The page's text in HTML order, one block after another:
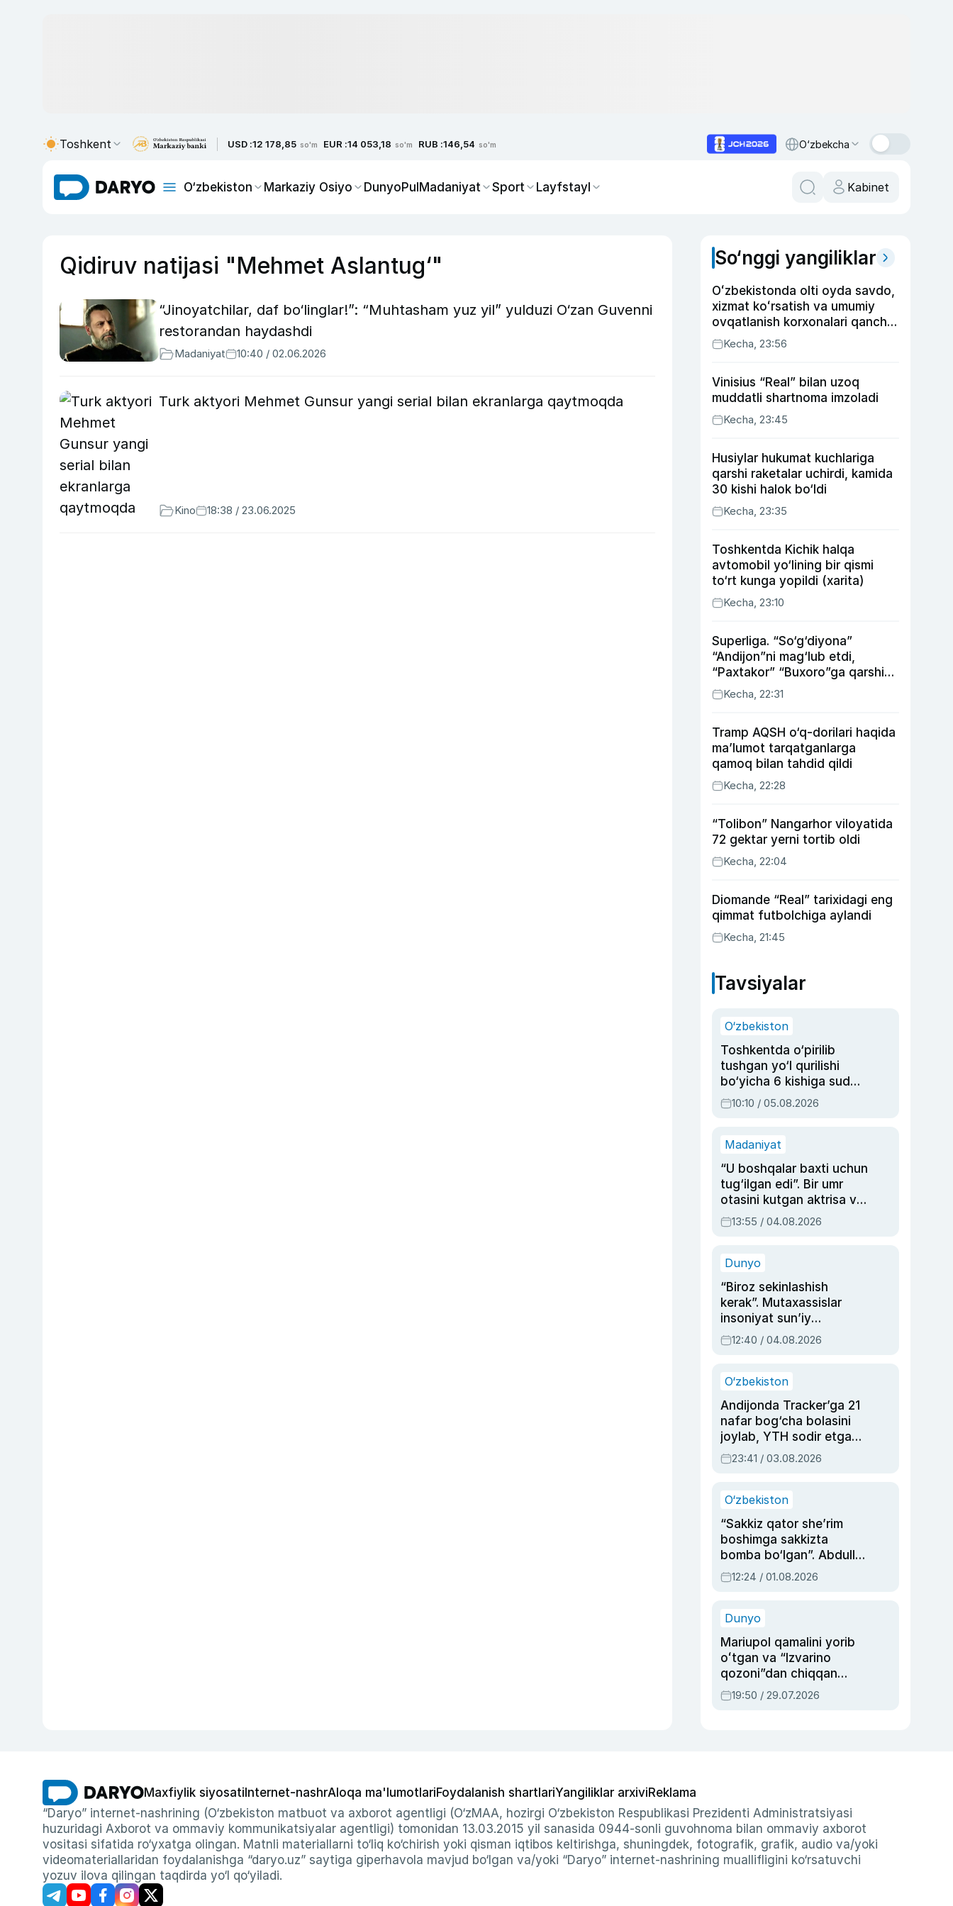
Toshkent USD :12 178,85 so'm EUR :14 053,18 so'm RUB :146,54 so'm O‘zbekcha
O‘zbekiston Markaziy Osiyo DunyoPulMadaniyat Sport Layfstayl Kabinet
Qidiruv natijasi "Mehmet Aslantug‘"
“Jinoyatchilar, daf bo‘linglar!”: “Muhtasham yuz yil” yulduzi O‘zan Guvenni
restorandan haydashdi
Madaniyat 10:40 / 02.06.2026
Turk aktyori Mehmet Gunsur yangi serial bilan ekranlarga qaytmoqda
Kino 18:38 / 23.06.2025
So‘nggi yangiliklar
Oʻzbekistonda olti oyda savdo,
xizmat koʻrsatish va umumiy
ovqatlanish korxonalari qancha
soliq toʻlagani ochiqlandi
Kecha, 23:56
Vinisius “Real” bilan uzoq
muddatli shartnoma imzoladi
Kecha, 23:45
Husiylar hukumat kuchlariga
qarshi raketalar uchirdi, kamida
30 kishi halok bo‘ldi
Kecha, 23:35
Toshkentda Kichik halqa
avtomobil yo‘lining bir qismi
to‘rt kunga yopildi (xarita)
Kecha, 23:10
Superliga. “So‘g‘diyona”
“Andijon”ni mag‘lub etdi,
“Paxtakor” “Buxoro”ga qarshi
bahsda g‘alabani qo‘ldan
chiqardi
Kecha, 22:31
Tramp AQSH o‘q-dorilari haqida
ma’lumot tarqatganlarga
qamoq bilan tahdid qildi
Kecha, 22:28
“Tolibon” Nangarhor viloyatida
72 gektar yerni tortib oldi
Kecha, 22:04
Diomande “Real” tarixidagi eng
qimmat futbolchiga aylandi
Kecha, 21:45
Tavsiyalar
O‘zbekiston
Toshkentda o‘pirilib
tushgan yo‘l qurilishi
bo‘yicha 6 kishiga sud
hukmi o‘qildi
10:10 / 05.08.2026
Madaniyat
“U boshqalar baxti uchun
tug‘ilgan edi”. Bir umr
otasini kutgan aktrisa va
dublyaj ustasi Rimma
Ahmedovaning
13:55 / 04.08.2026
Dunyo
“Biroz sekinlashish
kerak”. Mutaxassislar
insoniyat sun’iy
intellektni boshqara
olmay qolishidan xavotir
12:40 / 04.08.2026
O‘zbekiston
Andijonda Tracker’ga 21
nafar bog‘cha bolasini
joylab, YTH sodir etgan
ayolga sud hukmi o‘qildi
23:41 / 03.08.2026
O‘zbekiston
“Sakkiz qator she’rim
boshimga sakkizta
bomba bo‘lgan”. Abdulla
Oripovni siyosiy
ayblovlardan asrab
12:24 / 01.08.2026
Dunyo
Mariupol qamalini yorib
oʻtgan va “Izvarino
qozoni”dan chiqqan
qahramon — Ukraina
armiyasi bosh
19:50 / 29.07.2026
Maxfiylik siyosati Internet-nashrAloqa ma'lumotlariFoydalanish shartlariYangiliklar arxiviReklama
“Daryo” internet-nashrining (O‘zbekiston matbuot va axborot agentligi (O‘zMAA, hozirgi O‘zbekiston Respublikasi Prezidenti Administratsiyasi
huzuridagi Axborot va ommaviy kommunikatsiyalar agentligi) tomonidan 13.03.2015 yil sanasida 0944-sonli guvohnoma bilan ommaviy axborot
vositasi sifatida ro‘yxatga olingan. Matnli materiallarni to‘liq ko‘chirish yoki qisman iqtibos keltirishga, shuningdek, fotografik, grafik, audio va/yoki
videomateriallaridan foydalanishga “daryo.uz” saytiga giperhavola mavjud bo‘lgan va/yoki “Daryo” internet-nashrining muallifligini ko‘rsatuvchi
yozuv ilova qilingan taqdirda yo‘l qo‘yiladi.